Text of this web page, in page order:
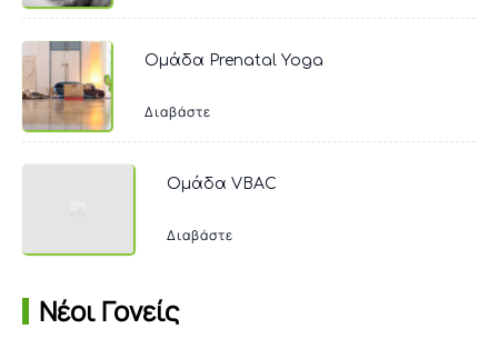
Ομάδα Prenatal Yoga
Διαβάστε
Ομάδα VBAC
Διαβάστε
Νέοι Γονείς